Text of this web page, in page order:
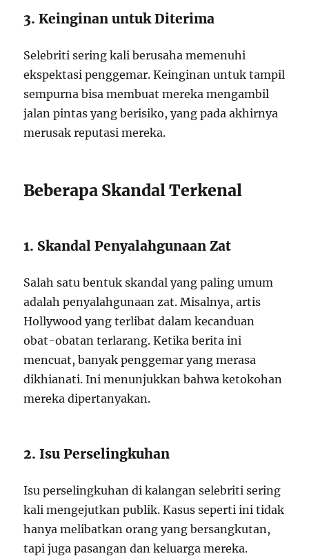
3. Keinginan untuk Diterima
Selebriti sering kali berusaha memenuhi
ekspektasi penggemar. Keinginan untuk tampil
sempurna bisa membuat mereka mengambil
jalan pintas yang berisiko, yang pada akhirnya
merusak reputasi mereka.
Beberapa Skandal Terkenal
1. Skandal Penyalahgunaan Zat
Salah satu bentuk skandal yang paling umum
adalah penyalahgunaan zat. Misalnya, artis
Hollywood yang terlibat dalam kecanduan
obat-obatan terlarang. Ketika berita ini
mencuat, banyak penggemar yang merasa
dikhianati. Ini menunjukkan bahwa ketokohan
mereka dipertanyakan.
2. Isu Perselingkuhan
Isu perselingkuhan di kalangan selebriti sering
kali mengejutkan publik. Kasus seperti ini tidak
hanya melibatkan orang yang bersangkutan,
tapi juga pasangan dan keluarga mereka.